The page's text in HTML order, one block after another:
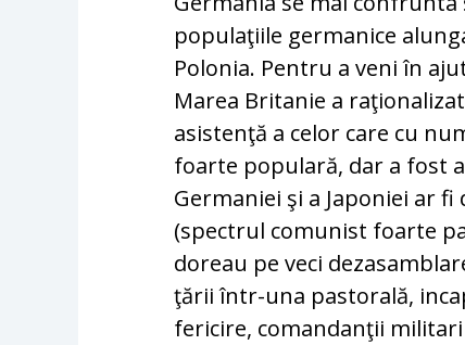
populaţiile germanice
Polonia. Pentru a ve­ni în
Marea Britanie a
asistenţă a celor care cu
foarte po­pu­lară, dar a fost
Ger­ma­niei şi a Ja­po­niei a­r
(spectrul co­munist foar­te
doreau pe veci
ţării într-una pastorală,
fericire, co­man­danţii